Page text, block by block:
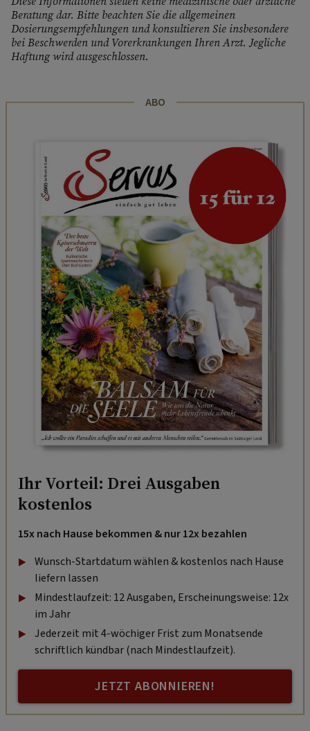
Beratung dar. Bitte beachten Sie die allgemeinen
Dosierungsempfehlungen und konsultieren Sie insbesondere
bei Beschwerden und Vorerkrankungen Ihren Arzt. Jegliche
Haftung wird ausgeschlossen.
ABO
Ihr Vorteil: Drei Ausgaben
kostenlos
15x nach Hause bekommen & nur 12x bezahlen
Wunsch-Startdatum wählen & kostenlos nach Hause
liefern lassen
Mindestlaufzeit: 12 Ausgaben, Erscheinungsweise: 12x
im Jahr
Jederzeit mit 4-wöchiger Frist zum Monatsende
schriftlich kündbar (nach Mindestlaufzeit).
JETZT ABONNIEREN!